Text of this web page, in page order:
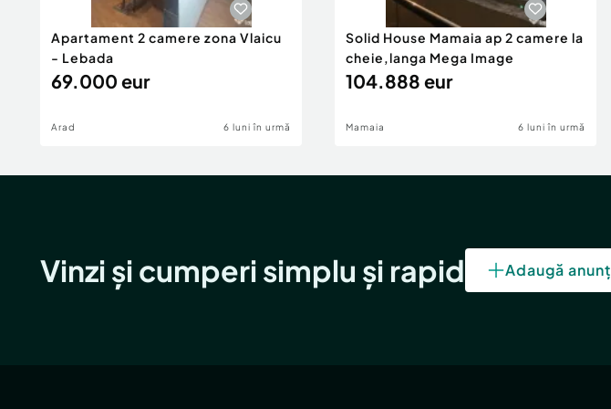
Apartament 2 camere zona Vlaicu
- Lebada
69.000 eur
Arad 6 luni în urmă
Solid House Mamaia ap 2 camere la
cheie,langa Mega Image
104.888 eur
Mamaia 6 luni în urmă
Vinzi și cumperi simplu și rapid Adaugă anunț